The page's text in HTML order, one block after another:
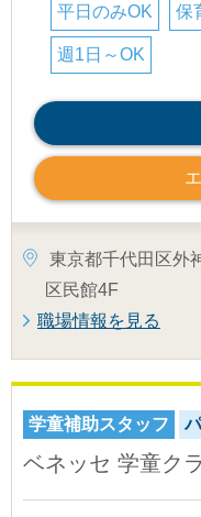
平日のみOK 保
週1日～OK
東京都千代田区外
区民館4F
職場情報を見る
学童補助スタッフ
ベネッセ 学童ク